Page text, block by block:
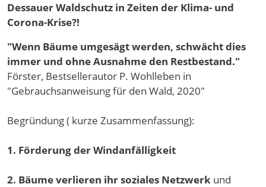
Dessauer Waldschutz in Zeiten der Klima- und
Corona-Krise?!
"Wenn Bäume umgesägt werden, schwächt dies
immer und ohne Ausnahme den Restbestand."
Förster, Bestsellerautor P. Wohlleben in
"Gebrauchsanweisung für den Wald, 2020"
Begründung ( kurze Zusammenfassung):
1. Förderung der Windanfälligkeit
2. Bäume verlieren ihr soziales Netzwerk und